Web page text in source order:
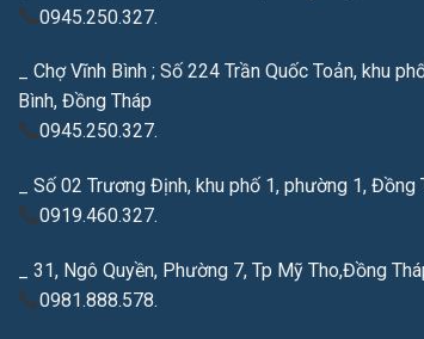
0945.250.327.
_ Chợ Vĩnh Bình ; Số 224 Trần Quốc Toản, khu
Bình, Đồng Tháp
0945.250.327.
_ Số 02 Trương Định, khu phố 1, phường 1, Đồng
0919.460.327.
_ 31, Ngô Quyền, Phường 7, Tp Mỹ Tho,Đồng
0981.888.578.